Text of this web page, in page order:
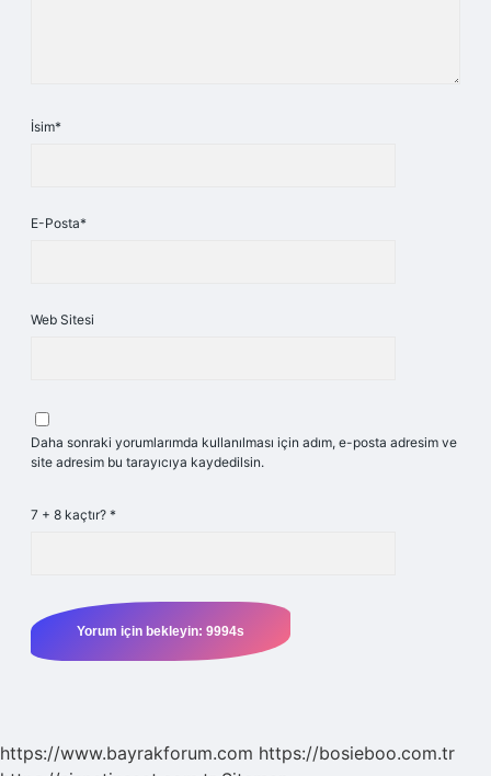
İsim*
E-Posta*
Web Sitesi
Daha sonraki yorumlarımda kullanılması için adım, e-posta adresim ve
site adresim bu tarayıcıya kaydedilsin.
7 + 8 kaçtır? *
https://www.bayrakforum.com https://bosieboo.com.tr